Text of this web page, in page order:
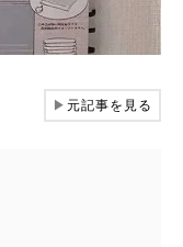
▶元記事を見る